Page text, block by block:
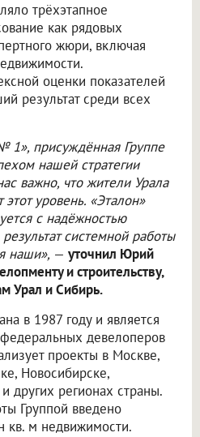
трёхэтапное
как рядовых
жюри, включая
оценки показателей
результат среди всех
1», присуждённая Группе
нашей стратегии
важно, что жители Урала
уровень. «Эталон»
с надёжностью
системной работы
наши», — уточнил Юрий
и строительству,
Урал и Сибирь.
в 1987 году и является
девелоперов
проекты в Москве,
Новосибирске,
других регионах страны.
Группой введено
кв. м недвижимости.